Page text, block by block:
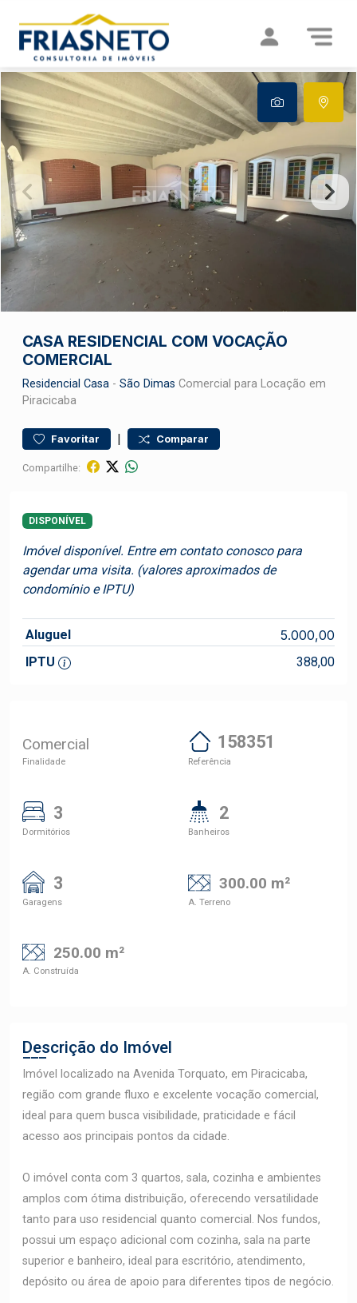
CASA RESIDENCIAL COM VOCAÇÃO
COMERCIAL
Residencial Casa - São Dimas Comercial para Locação em
Piracicaba
Favoritar | Comparar
Compartilhe:
DISPONÍVEL
Imóvel disponível. Entre em contato conosco para
agendar uma visita. (valores aproximados de
condomínio e IPTU)
Aluguel 5.000,00
IPTU 388,00
Comercial
Finalidade
158351
Referência
3
Dormitórios
2
Banheiros
3
Garagens
300.00 m²
A. Terreno
250.00 m²
A. Construída
Descrição do Imóvel
Imóvel localizado na Avenida Torquato, em Piracicaba,
região com grande fluxo e excelente vocação comercial,
ideal para quem busca visibilidade, praticidade e fácil
acesso aos principais pontos da cidade.
O imóvel conta com 3 quartos, sala, cozinha e ambientes
amplos com ótima distribuição, oferecendo versatilidade
tanto para uso residencial quanto comercial. Nos fundos,
possui um espaço adicional com cozinha, sala na parte
superior e banheiro, ideal para escritório, atendimento,
depósito ou área de apoio para diferentes tipos de negócio.